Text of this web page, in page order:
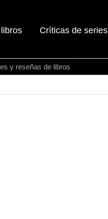
Críticas de
y reseñas de libros